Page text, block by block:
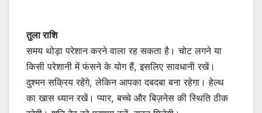
तुला राशि
समय थोड़ा परेशान करने वाला रह सकता है। चोट लगने या
किसी परेशानी में फंसने के योग हैं, इसलिए सावधानी रखें।
दुश्मन सक्रिय रहेंगे, लेकिन आपका दबदबा बना रहेगा। हेल्थ
का खास ध्यान रखें। प्यार, बच्चे और बिज़नेस की स्थिति ठीक